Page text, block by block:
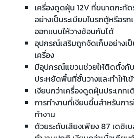
เครื่องดูดฝุ่น 12V ที่ขนาดกะทั
อย่างเป็นระเบียบในรถตู้หรือรถ
ออกแบบให้วางซ้อนกันได้
อุปกรณ์เสริมถูกจัดเก็บอย่างเป็
เครื่อง
มีอุปกรณ์แขวนช่วยให้ติดตั้งกั
ประหยัดพื้นที่ชั้นวางและทำให้เ
เงียบกว่าเครื่องดูดฝุ่นประเภท
การทำงานที่เงียบขึ้นสำหรับกา
ทำงาน
ด้วยระดับเสียงเพียง 87 เดซิเ